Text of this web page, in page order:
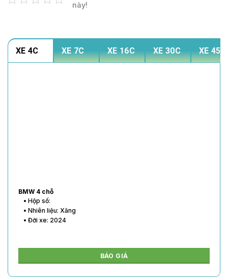
này!
XE 4C XE 7C XE 16C XE 30C XE 45C
BMW 4 chỗ
• Hộp số:
• Nhiên liệu: Xăng
• Đời xe: 2024
BÁO GIÁ